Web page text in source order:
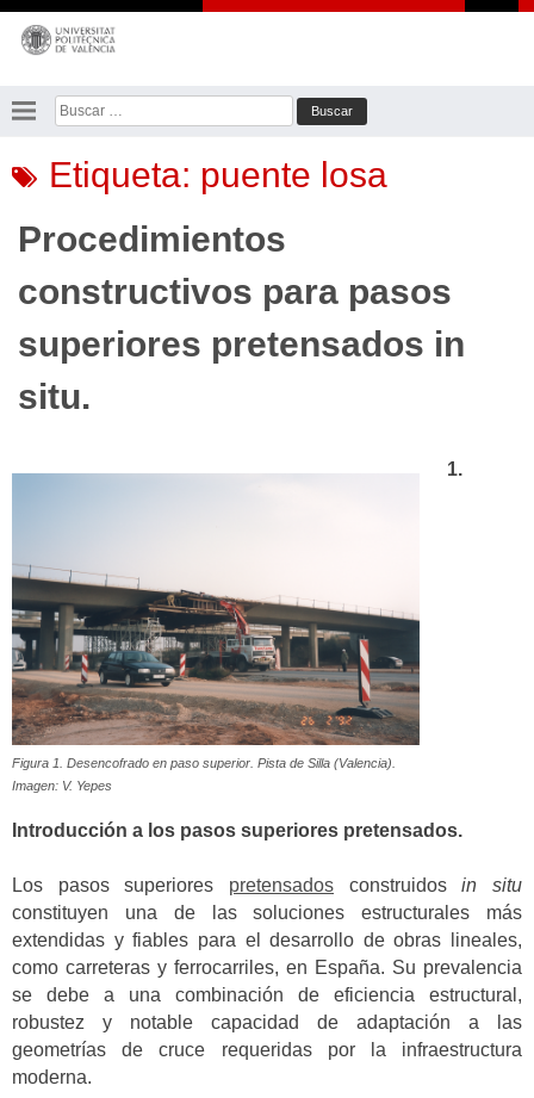
Saltar
contenido
Buscar:
Etiqueta: puente losa
Procedimientos
constructivos para pasos
superiores pretensados in
situ.
Figura 1. Desencofrado en paso superior. Pista de Silla (Valencia).
Imagen: V. Yepes
1.
Introducción a los pasos superiores pretensados.
Los pasos superiores pretensados construidosin situ
constituyen una de las soluciones estructurales más
extendidas y fiables para el desarrollo de obras lineales,
como carreteras y ferrocarriles, en España. Su prevalencia
se debe a una combinación de eficiencia estructural,
robustez y notable capacidad de adaptación a las
geometrías de cruce requeridas por la infraestructura
moderna.